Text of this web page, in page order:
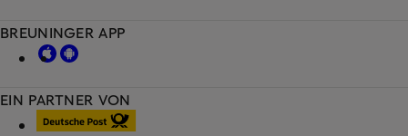
EIN PARTNER VON
BREUNINGER APP